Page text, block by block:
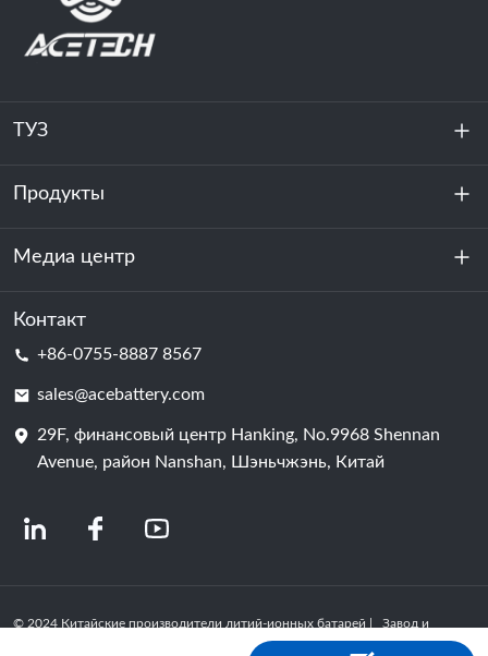
ТУЗ
О нас
устойчивость
Продукты
Хранение энергии
Центр обработки данных и серверная комната
Батарейная ячейка
Медиа центр
Новости
Контакт
+86-0755-8887 8567
sales@acebattery.com
29F, финансовый центр Hanking, No.9968 Shennan
Avenue, район Nanshan, Шэньчжэнь, Китай
© 2024 Китайские производители литий-ионных батарей | Завод и
компания по производству литиевых батарей | ACE Battery Powered by